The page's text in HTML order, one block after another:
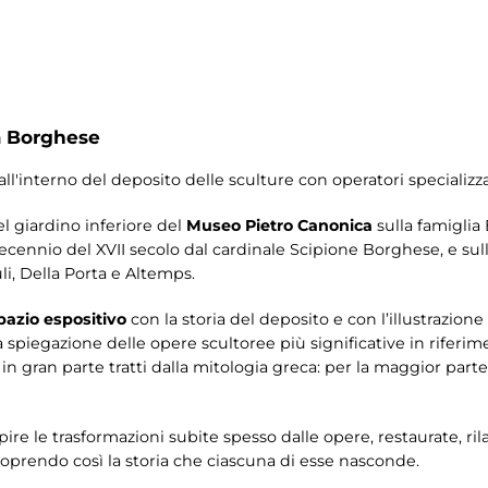
Borghese
del deposito delle sculture con operatori
giardino inferiore del Museo Pietro Canonica sulla famiglia
del XVII secolo dal cardinale Scipione Borghese, e
Della Porta e Altemps.
espositivo con la storia del deposito e con
spiegazione delle opere scultoree più significative in
gran parte tratti dalla mitologia greca: per la maggior
le trasformazioni subite spesso dalle opere, restaurate,
così la storia che ciascuna di esse nasconde.